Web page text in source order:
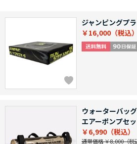
ジャンピングプ
￥16,000
ウォーターバ
エアーポンプセ
￥6,990
通常価格 ￥8,000